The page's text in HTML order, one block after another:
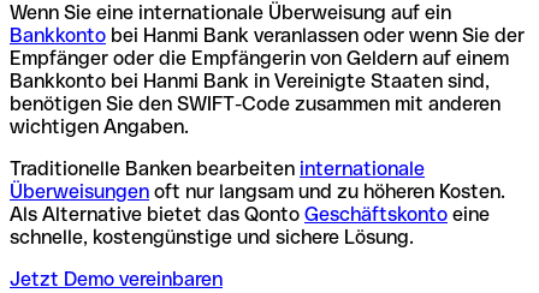
Wenn Sie eine internationale Überweisung auf ein
Bankkonto bei Hanmi Bank veranlassen oder wenn Sie der
Empfänger oder die Empfängerin von Geldern auf einem
Bankkonto bei Hanmi Bank in Vereinigte Staaten sind,
benötigen Sie den SWIFT-Code zusammen mit anderen
wichtigen Angaben.
Traditionelle Banken bearbeiten internationale
Überweisungen oft nur langsam und zu höheren Kosten.
Als Alternative bietet das Qonto Geschäftskonto eine
schnelle, kostengünstige und sichere Lösung.
Jetzt Demo vereinbaren